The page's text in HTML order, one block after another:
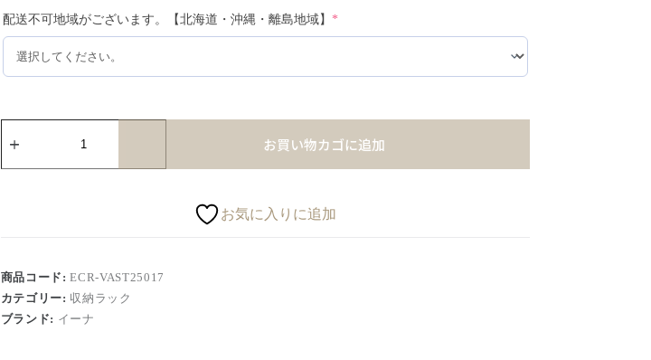
配送不可地域がございます。【北海道・沖縄・離島地域】 *
お買い物カゴに追加
お気に入りに追加
商品コード:ECR-VAST25017
カテゴリー: 収納ラック
ブランド: イーナ